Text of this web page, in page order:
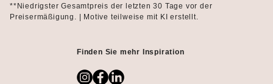
**Niedrigster Gesamtpreis der letzten 30 Tage vor der
Preisermäßigung. | Motive teilweise mit KI erstellt.
Finden Sie mehr Inspiration